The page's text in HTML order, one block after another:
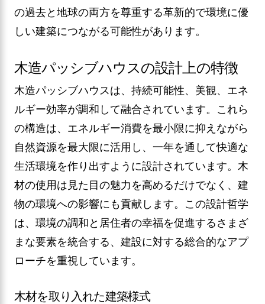
の過去と地球の両方を尊重する革新的で環境に優
しい建築につながる可能性があります。
木造パッシブハウスの設計上の特徴
木造パッシブハウスは、持続可能性、美観、エネ
ルギー効率が調和して融合されています。これら
の構造は、エネルギー消費を最小限に抑えながら
自然資源を最大限に活用し、一年を通して快適な
生活環境を作り出すように設計されています。木
材の使用は見た目の魅力を高めるだけでなく、建
物の環境への影響にも貢献します。この設計哲学
は、環境の調和と居住者の幸福を促進するさまざ
まな要素を統合する、建設に対する総合的なアプ
ローチを重視しています。
木材を取り入れた建築様式